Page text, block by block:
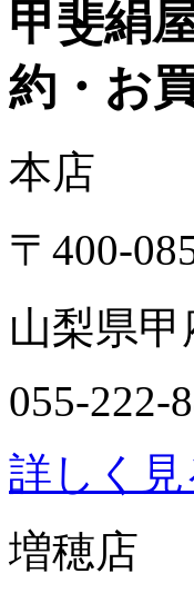
甲斐絹
約・お
本店
〒400-
山梨県
055-222-
詳しく見
増穂店